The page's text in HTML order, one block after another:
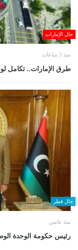
حال الإمارات
منذ 3 ساعات
طرق الإمارات.. تكامل
حال قطر
منذ عامين
رئيس حكومة الوحدة